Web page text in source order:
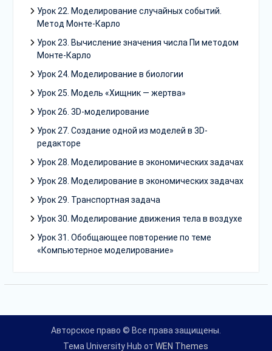
Урок 22. Моделирование случайных событий.
Метод Монте-Карло
Урок 23. Вычисление значения числа Пи методом
Монте-Карло
Урок 24. Моделирование в биологии
Урок 25. Модель «Хищник — жертва»
Урок 26. 3D-моделирование
Урок 27. Создание одной из моделей в 3D-
редакторе
Урок 28. Моделирование в экономических задачах
Урок 28. Моделирование в экономических задачах
Урок 29. Транспортная задача
Урок 30. Моделирование движения тела в воздухе
Урок 31. Обобщающее повторение по теме
«Компьютерное моделирование»
Авторское право © Все права защищены.
Тема University Hub отWEN Themes